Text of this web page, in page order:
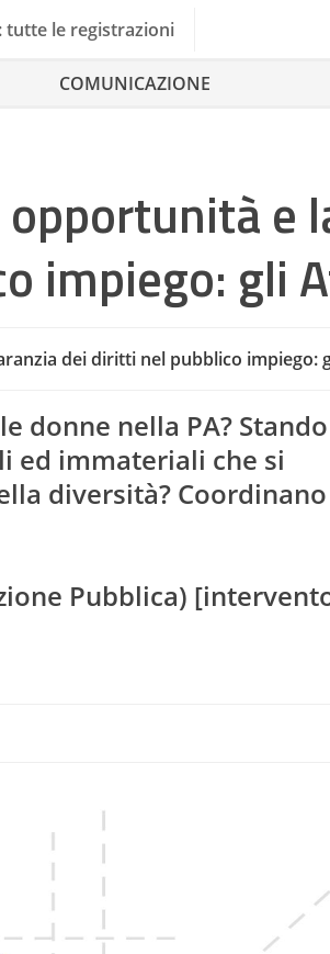
tutte le registrazioni
COMUNICAZIONE
e
impiego: gli
dei diritti nel pubblico impiego:
donne nella PA?
ed immateriali che si
diversità? Coordinano
Pubblica)